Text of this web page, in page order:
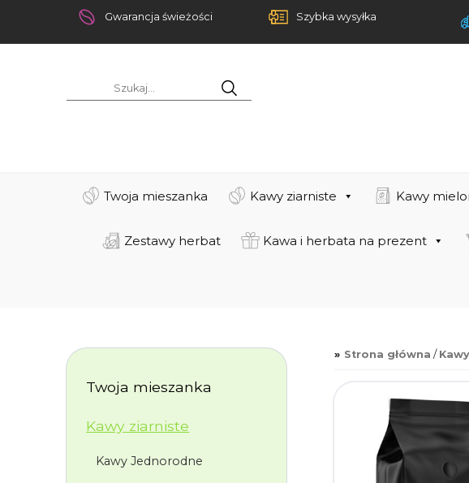
Gwarancja świeżości Szybka wysyłka
Twoja mieszanka Kawy ziarniste Kawy
Zestawy herbat Kawa i herbata na prezent
Twoja mieszanka
Kawy ziarniste
Kawy Jednorodne
Strona główna /